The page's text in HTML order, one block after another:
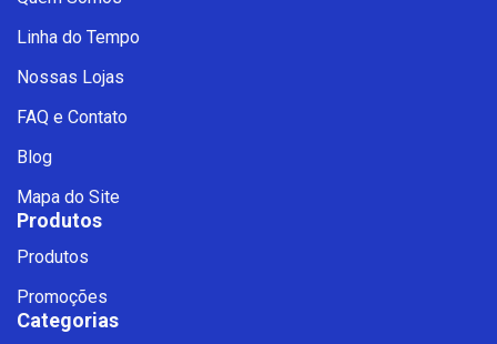
Linha do Tempo
Nossas Lojas
FAQ e Contato
Blog
Mapa do Site
Produtos
Produtos
Promoções
Categorias